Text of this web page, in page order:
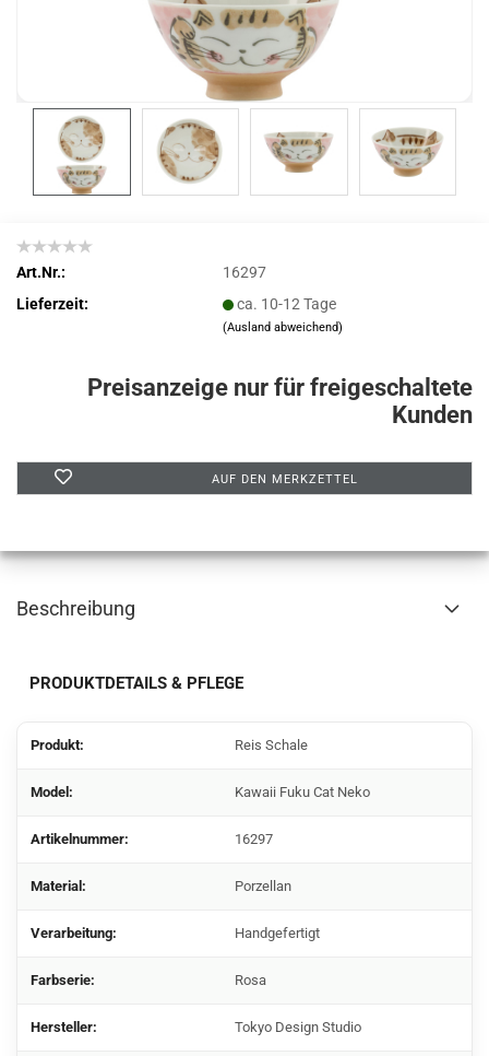
Art.Nr.:
16297
Lieferzeit:
ca. 10-12 Tage
(Ausland abweichend)
Preisanzeige nur für freigeschaltete
Kunden
AUF DEN MERKZETTEL
Beschreibung
PRODUKTDETAILS & PFLEGE
Produkt: Reis Schale
Model: Kawaii Fuku Cat Neko
Artikelnummer: 16297
Material: Porzellan
Verarbeitung: Handgefertigt
Farbserie: Rosa
Hersteller: Tokyo Design Studio